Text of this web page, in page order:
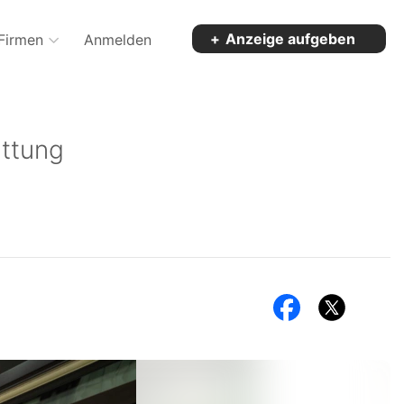
Anmelden Anzeige aufgeben